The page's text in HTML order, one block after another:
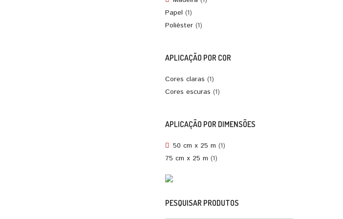
Papel (1)
Poliéster (1)
APLICAÇÃO POR COR
Cores claras (1)
Cores escuras (1)
APLICAÇÃO POR DIMENSÕES
50 cm x 25 m (1)
75 cm x 25 m (1)
PESQUISAR PRODUTOS